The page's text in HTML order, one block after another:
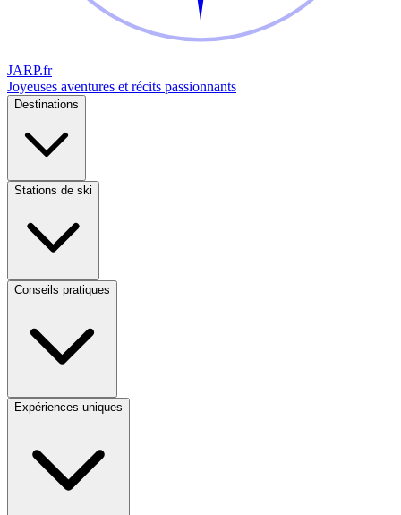
JARP.fr
Joyeuses aventures et récits passionnants
Destinations
Stations de ski
Conseils pratiques
Expériences uniques